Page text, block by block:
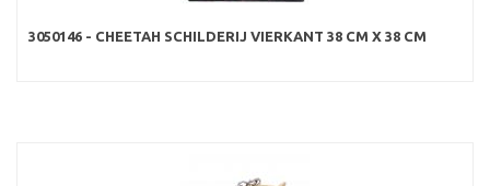
3050146 - CHEETAH SCHILDERIJ VIERKANT 38 CM X 38 CM